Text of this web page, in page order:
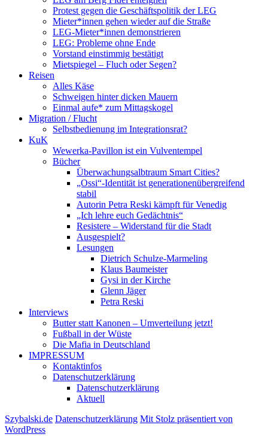
Protest gegen die Geschäftspolitik der LEG
Mieter*innen gehen wieder auf die Straße
LEG-Mieter*innen demonstrieren
LEG: Probleme ohne Ende
Vorstand einstimmig bestätigt
Mietspiegel – Fluch oder Segen?
Reisen
Alles Käse
Schweigen hinter dicken Mauern
Einmal aufe* zum Mittagskogel
Migration / Flucht
Selbstbedienung im Integrationsrat?
KuK
Wewerka-Pavillon ist ein Vulventempel
Bücher
Überwachungsalbtraum Smart Cities?
„Ossi“-Identität ist generationenübergreifend
stabil
Autorin Petra Reski kämpft für Venedig
„Ich lehre euch Gedächtnis“
Resistere – Widerstand für die Stadt
Ausgespielt?
Lesungen
Dietrich Schulze-Marmeling
Klaus Baumeister
Gysi in der Kirche
Glenn Jäger
Petra Reski
Interviews
Butter statt Kanonen – Umverteilung jetzt!
Fußball in der Wüste
Die Mafia in Deutschland
IMPRESSUM
Kontaktinfos
Datenschutzerklärung
Datenschutzerklärung
Aktuell
Szybalski.de Datenschutzerklärung Mit Stolz präsentiert von
WordPress